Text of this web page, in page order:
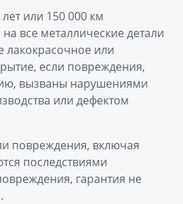
или 150 000 км
на все металлические детали
или
если повреждения,
вызваны нарушениями
или дефектом
повреждения, включая
последствиями
гарантия не